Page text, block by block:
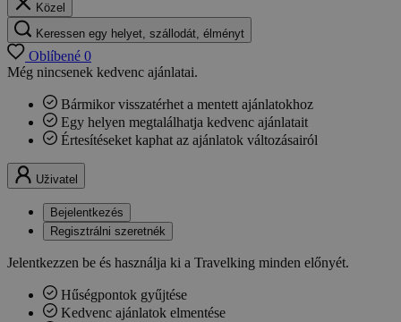
Közel
Keressen egy helyet, szállodát, élményt
Oblíbené 0
Még nincsenek kedvenc ajánlatai.
Bármikor visszatérhet a mentett ajánlatokhoz
Egy helyen megtalálhatja kedvenc ajánlatait
Értesítéseket kaphat az ajánlatok változásairól
Uživatel
Bejelentkezés
Regisztrálni szeretnék
Jelentkezzen be és használja ki a Travelking minden előnyét.
Hűségpontok gyűjtése
Kedvenc ajánlatok elmentése